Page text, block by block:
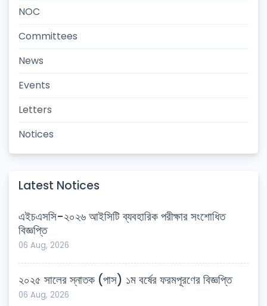
NOC
Committees
News
Events
Letters
Notices
Latest Notices
এইচএসসি-২০২৬ আইসিটি ব্যবহারিক পরীক্ষার সংশোধিত
বিজ্ঞপ্তি
06 Aug, 2026
২০২৫ সালের স্নাতক (পাস) ১ম বর্ষের ফরমপূরণের বিজ্ঞপ্তি
06 Aug, 2026